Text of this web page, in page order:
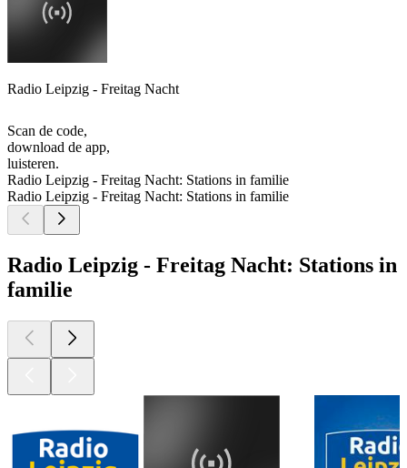
Radio Leipzig - Freitag Nacht
Scan de code,
download de app,
luisteren.
Radio Leipzig - Freitag Nacht: Stations in familie
Radio Leipzig - Freitag Nacht: Stations in familie
Radio Leipzig - Freitag Nacht: Stations in
familie